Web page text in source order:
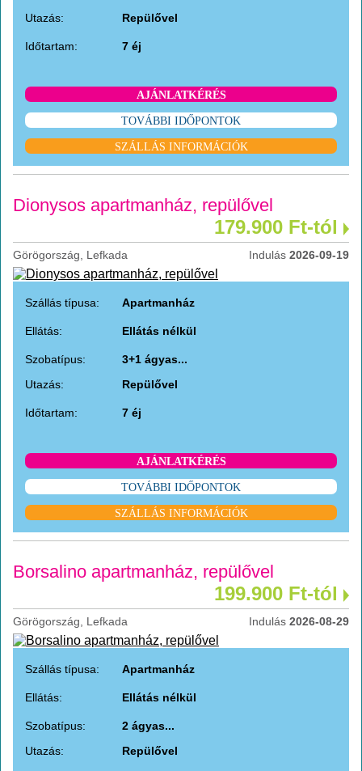
Utazás:
Repülővel
Időtartam: 7 éj
AJÁNLATKÉRÉS
TOVÁBBI IDŐPONTOK
SZÁLLÁS INFORMÁCIÓK
Dionysos apartmanház, repülővel
179.900 Ft-tól
Görögország, Lefkada Indulás 2026-09-19
Szállás típusa: Apartmanház
Ellátás: Ellátás nélkül
Szobatípus:
3+1 ágyas...
Utazás:
Repülővel
Időtartam: 7 éj
AJÁNLATKÉRÉS
TOVÁBBI IDŐPONTOK
SZÁLLÁS INFORMÁCIÓK
Borsalino apartmanház, repülővel
199.900 Ft-tól
Görögország, Lefkada Indulás 2026-08-29
Szállás típusa: Apartmanház
Ellátás: Ellátás nélkül
Szobatípus:
2 ágyas...
Utazás:
Repülővel